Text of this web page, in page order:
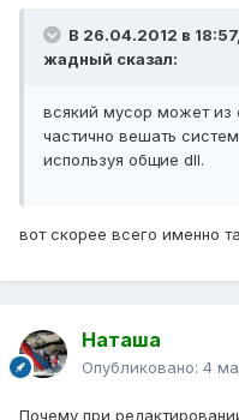
В 26.04.2012 в
жадный сказал:
всякий мусор может из
частично вешать
используя общие dll.
вот скорее всего именно
Наташа
Опубликовано: 4
Почему при